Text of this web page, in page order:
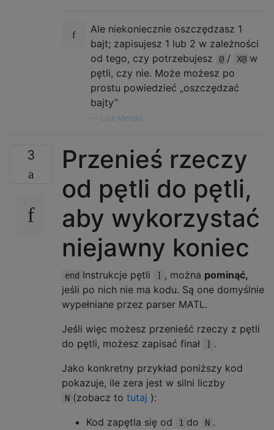
Ale niekoniecznie oszczędzasz 1
bajt; zapisujesz 1 lub 2 w zależności
od tego, czy potrzebujesz
@ / X@ w
pętli, czy nie. Może możesz po
prostu powiedzieć „oszczędzać
bajty”
Luis Mendo,
3
Przenieś rzeczy
od pętli do pętli,
aby wykorzystać
niejawny koniec
end Instrukcje pętli ] , można pominąć,
jeśli po nich nie ma kodu. Są one domyślnie
wypełniane przez parser MATL.
Jeśli więc możesz przenieść rzeczy z pętli
do pętli, możesz zapisać finał
]
.
Jako konkretny przykład poniższy kod
pokazuje, ile zera jest w silni liczby
N (zobacz to tutaj ):
Kod zapętla się od
1 do N .